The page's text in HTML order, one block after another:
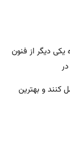
دیگر از فنون
کنند و بهترین